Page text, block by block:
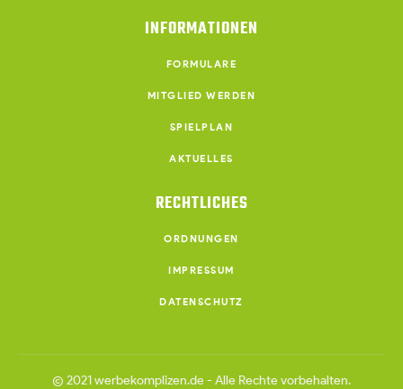
INFORMATIONEN
FORMULARE
MITGLIED WERDEN
SPIELPLAN
AKTUELLES
RECHTLICHES
ORDNUNGEN
IMPRESSUM
DATENSCHUTZ
2021werbekomplizen.de - Alle Rechte vorbehalten.